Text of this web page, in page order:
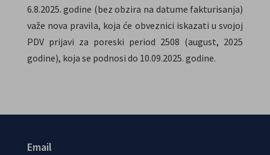
6.8.2025. godine (bez obzira na datume fakturisanja)
važe nova pravila, koja će obveznici iskazati u svojoj
PDV prijavi za poreski period 2508 (august, 2025
godine), koja se podnosi do 10.09.2025. godine.
Email